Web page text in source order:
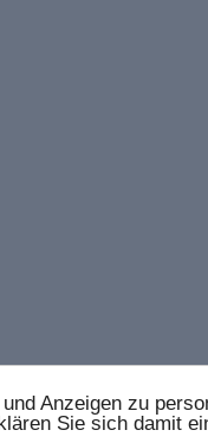
Anzeigen zu
Sie sich damit